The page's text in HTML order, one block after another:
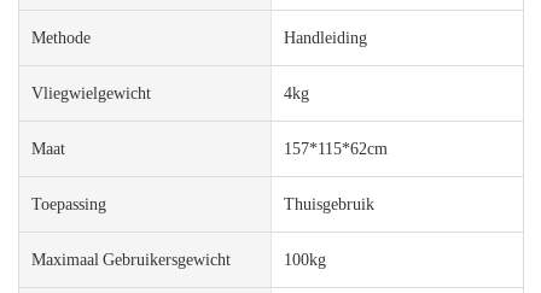
Methode Handleiding
Vliegwielgewicht 4kg
Maat 157*115*62cm
Toepassing Thuisgebruik
Maximaal Gebruikersgewicht 100kg